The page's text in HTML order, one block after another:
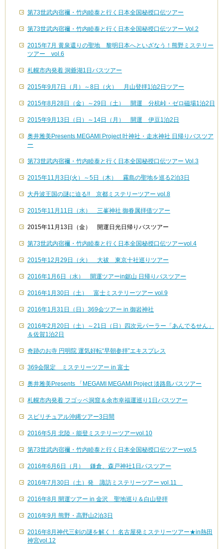
第73世武内宿禰・竹内睦泰と行く日本全国秘授口伝ツアー
第73世武内宿禰・竹内睦泰と行く日本全国秘授口伝ツアー Vol.2
2015年7月 黄泉還りの聖地 黎明日本へといざなう！熊野ミステリー
ツアー vol.6
札幌市内発着 洞爺湖1日バスツアー
2015年9月7日（月）～8日（火） 月山登拝1泊2日ツアー
2015年8月28日（金）～29日（土） 開運 分杭峠・ゼロ磁場1泊2日
2015年9月13日（日）～14日（月） 開運 伊豆1泊2日
奥井雅美Presents MEGAMI Project 叶神社・走水神社 日帰りバスツア
ー
第73世武内宿禰・竹内睦泰と行く日本全国秘授口伝ツアー Vol.3
2015年11月3日(火）～5日（木） 霧島の聖地を巡る2泊3日
大丹波王国の謎に迫る!! 京都ミステリーツアー vol.8
2015年11月11日（水） 三峯神社 御眷属拝借ツアー
2015年11月13日（金） 開運日光日帰りバスツアー
第73世武内宿禰・竹内睦泰と行く日本全国秘授口伝ツアーvol.4
2015年12月29日（火） 大祓 東京十社巡りツアー
2016年1月6日（水） 開運ツアーin鋸山 日帰りバスツアー
2016年1月30日（土） 富士ミステリーツアー vol.9
2016年1月31日（日）369会ツアー in 御岩神社
2016年2月20日（土）～21日（日）四次元パーラー「あんでるせん」
＆佐賀1泊2日
奇跡のお寺 円明院 運気好転“早朝参拝”エキスプレス
369会限定 ミステリーツアー in 富士
奥井雅美Presents 「MEGAMI MEGAMI Project 淡路島バスツアー
札幌市内発着 フゴッペ洞窟＆余市幸福運巡り1日バスツアー
スピリチュアル沖縄ツアー3日間
2016年5月 北陸・能登ミステリーツアーvol.10
第73世武内宿禰・竹内睦泰と行く日本全国秘授口伝ツアーvol.5
2016年6月6日（月） 鎌倉、森戸神社1日バスツアー
2016年7月30日（土）発 諏訪ミステリーツアー vol.11
2016年8月 開運ツアー in 金沢 聖地巡り＆白山登拝
2016年9月 熊野・高野山2泊3日
2016年8月神代三剣の謎を解く！ 名古屋発ミステリーツアー★in熱田
神宮vol.12